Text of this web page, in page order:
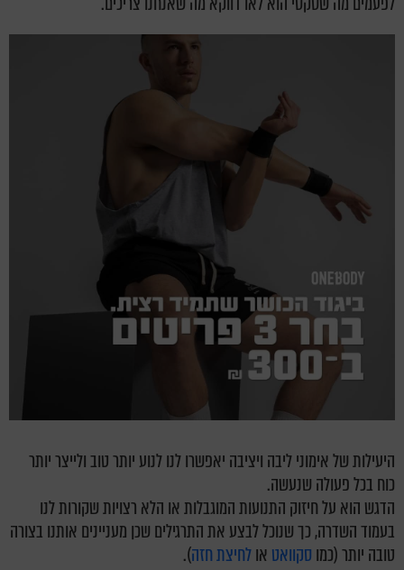
היעילות של אימוני ליבה ויציבה יאפשרו לנו לנוע יותר טוב ולייצר יותר
כוח בכל פעולה שנעשה.
הדגש הוא על חיזוק התנועות המוגבלות או הלא רצויות שקורות לנו
בעמוד השדרה, כך שנוכל לבצע את התרגילים שכן מעניינים אותנו בצורה
טובה יותר (כמו סקוואט אולחיצת חזה).